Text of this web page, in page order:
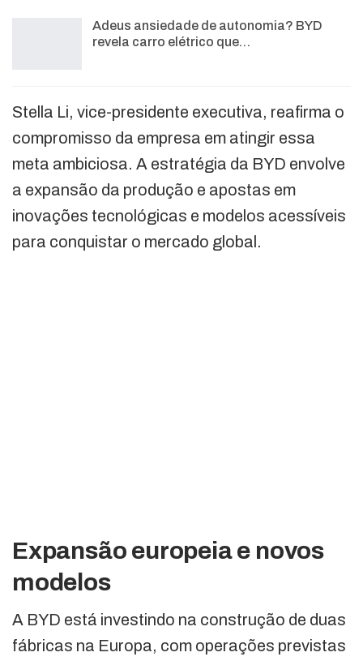
Adeus ansiedade de autonomia? BYD
revela carro elétrico que…
Stella Li, vice-presidente executiva, reafirma o
compromisso da empresa em atingir essa
meta ambiciosa. A estratégia da BYD envolve
a expansão da produção e apostas em
inovações tecnológicas e modelos acessíveis
para conquistar o mercado global.
Expansão europeia e novos
modelos
A BYD está investindo na construção de duas
fábricas na Europa, com operações previstas